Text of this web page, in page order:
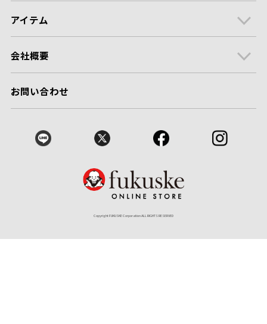
アイテム
会社概要
お問い合わせ
Copyright FUKUSKE Corporation ALL RIGHTS RESERVED